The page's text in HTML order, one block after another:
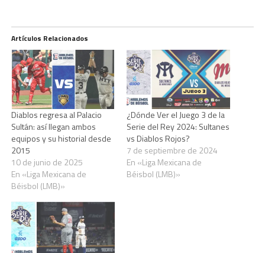
Artículos Relacionados
Diablos regresa al Palacio
Sultán: así llegan ambos
equipos y su historial desde
2015
10 de junio de 2025
En «Liga Mexicana de
Béisbol (LMB)»
¿Dónde Ver el Juego 3 de la
Serie del Rey 2024: Sultanes
vs Diablos Rojos?
7 de septiembre de 2024
En «Liga Mexicana de
Béisbol (LMB)»